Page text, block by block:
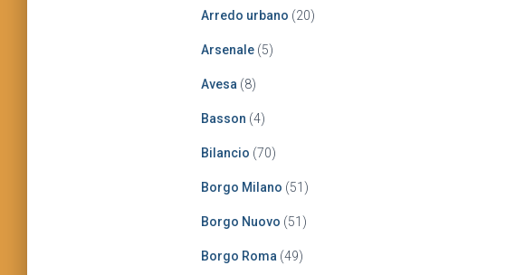
Arredo urbano (20)
Arsenale (5)
Avesa (8)
Basson (4)
Bilancio (70)
Borgo Milano (51)
Borgo Nuovo (51)
Borgo Roma (49)